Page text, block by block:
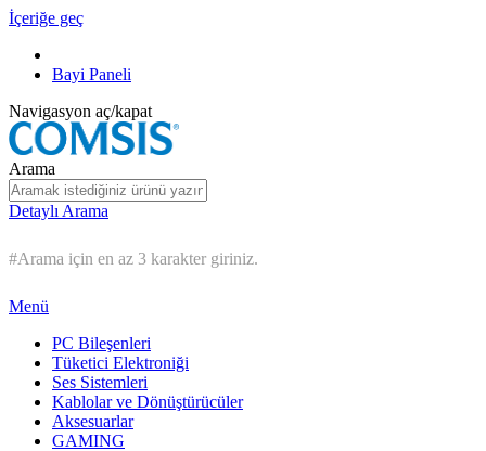
İçeriğe geç
Bayi Paneli
Navigasyon aç/kapat
Arama
Detaylı Arama
#Arama için en az 3 karakter giriniz.
Menü
PC Bileşenleri
Tüketici Elektroniği
Ses Sistemleri
Kablolar ve Dönüştürücüler
Aksesuarlar
GAMING